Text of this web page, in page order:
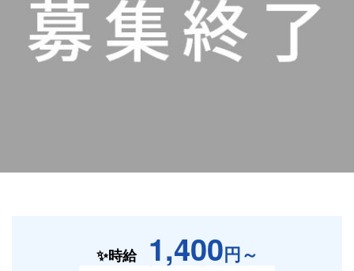
✨時給 1,400円～